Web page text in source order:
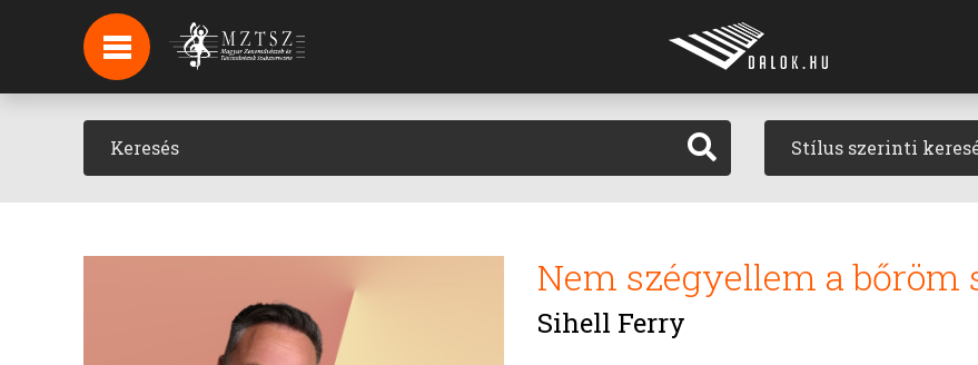
HÍREK
HÍRLEVÉL FELIRATKOZÁS
PODCAST Stílus szerinti
Nem szégyellem a bőröm
Sihell Ferry